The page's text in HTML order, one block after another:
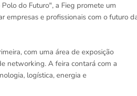
do Futuro", a Fieg promete um
empresas e profissionais com o futuro
com uma área de exposição
networking. A feira contará com a
logística, energia e